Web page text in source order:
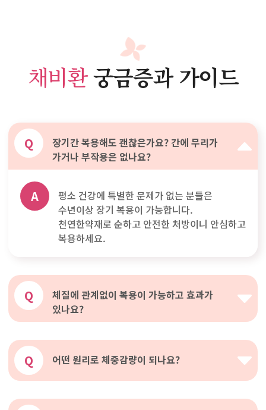
채비환궁금증과 가이드
Q
장기간 복용해도 괜찮은가요? 간에 무리가
가거나 부작용은 없나요?
A
평소 건강에 특별한 문제가 없는 분들은
수년이상 장기 복용이 가능합니다.
천연한약재로 순하고 안전한 처방이니 안심하고
복용하세요.
Q
체질에 관계없이 복용이 가능하고 효과가
있나요?
Q 어떤 원리로 체중감량이 되나요?